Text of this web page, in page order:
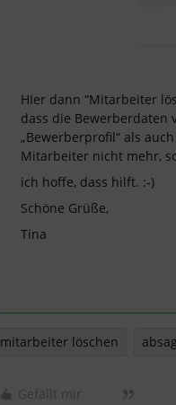
HIer dann “Mitarbeiter
dass die Bewerberdaten
„Bewerberprofil“ als
Mitarbeiter nicht mehr,
ich hoffe, dass hilft. :-)
Schöne Grüße,
Tina
mitarbeiter löschen
Gefällt mir